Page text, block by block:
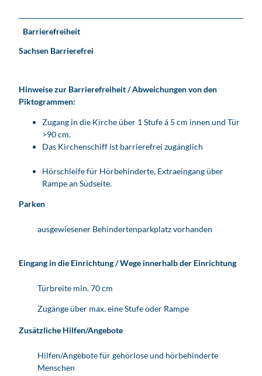
Barrierefreiheit
Sachsen Barrierefrei
Hinweise zur Barrierefreiheit / Abweichungen von den
Piktogrammen:
Zugang in die Kirche über 1 Stufe á 5 cm innen und Tür
>90 cm.
Das Kirchenschiff ist barrierefrei zugänglich
Hörschleife für Hörbehinderte, Extraeingang über
Rampe an Südseite.
Parken
ausgewiesener Behindertenparkplatz vorhanden
Eingang in die Einrichtung / Wege innerhalb der Einrichtung
Türbreite min. 70 cm
Zugänge über max. eine Stufe oder Rampe
Zusätzliche Hilfen/Angebote
Hilfen/Angebote für gehörlose und hörbehinderte
Menschen